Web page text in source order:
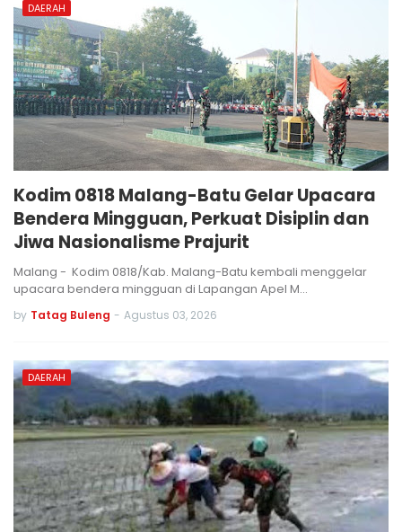
DAERAH
Kodim 0818 Malang-Batu Gelar Upacara
Bendera Mingguan, Perkuat Disiplin dan
Jiwa Nasionalisme Prajurit
Malang - Kodim 0818/Kab. Malang-Batu kembali menggelar
upacara bendera mingguan di Lapangan Apel M…
by Tatag Buleng - Agustus 03, 2026
DAERAH